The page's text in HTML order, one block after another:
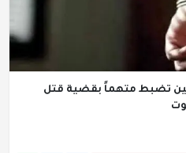
تضبط متهماً بقضية قتل